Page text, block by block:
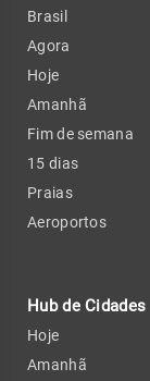
Brasil
Agora
Hoje
Amanhã
Fim de semana
15 dias
Praias
Aeroportos
Hub de Cidades
Hoje
Amanhã